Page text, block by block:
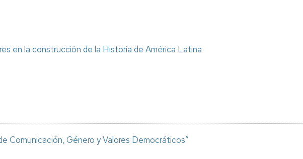
en la construcción de la Historia de América Latina
Comunicación, Género y Valores Democráticos”